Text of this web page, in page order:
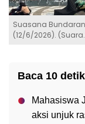
Suasana
(12/6/2026).
Baca 10 detik
Mahasiswa
aksi unjuk